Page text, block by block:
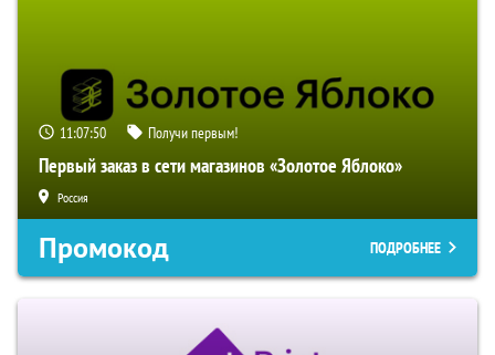
11:07:49 Получи первым!
Первый заказ в сети магазинов «Золотое Яблоко»
Россия
Промокод ПОДРОБНЕЕ